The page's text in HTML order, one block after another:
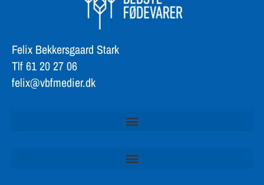
Felix Bekkersgaard Stark
Tlf 61 20 27 06
felix@vbfmedier.dk